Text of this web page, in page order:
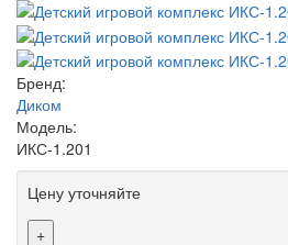
Бренд:
Диком
Модель:
ИКС-1.201
Цену уточняйте
+